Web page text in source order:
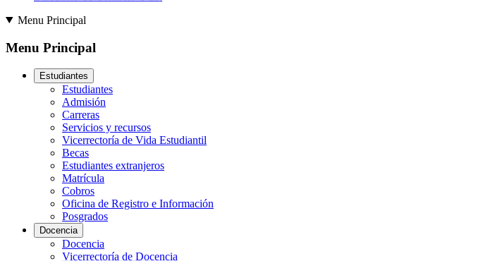
Menu Principal
Menu Principal
Estudiantes
Estudiantes
Admisión
Carreras
Servicios y recursos
Vicerrectoría de Vida Estudiantil
Becas
Estudiantes extranjeros
Matrícula
Cobros
Oficina de Registro e Información
Posgrados
Docencia
Docencia
Vicerrectoría de Docencia